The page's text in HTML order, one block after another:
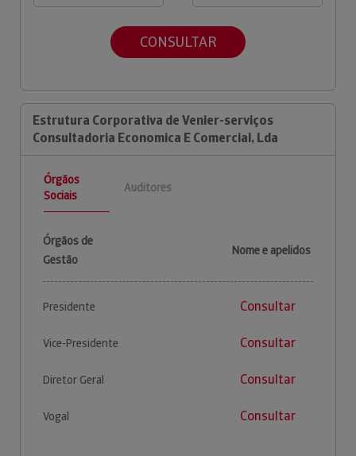
CONSULTAR
Estrutura Corporativa de Venier-serviços
Consultadoria Economica E Comercial, Lda
Órgãos
Sociais
Auditores
Órgãos de
Gestão
Nome e apelidos
Presidente Consultar
Vice-Presidente Consultar
Diretor Geral Consultar
Vogal Consultar